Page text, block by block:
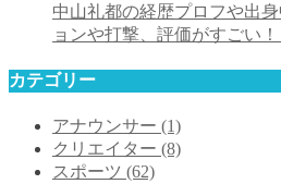
中山礼都の経歴プロフや出
ョンや打撃、評価がすごい！
カテゴリー
アナウンサー (1)
クリエイター (8)
スポーツ (62)